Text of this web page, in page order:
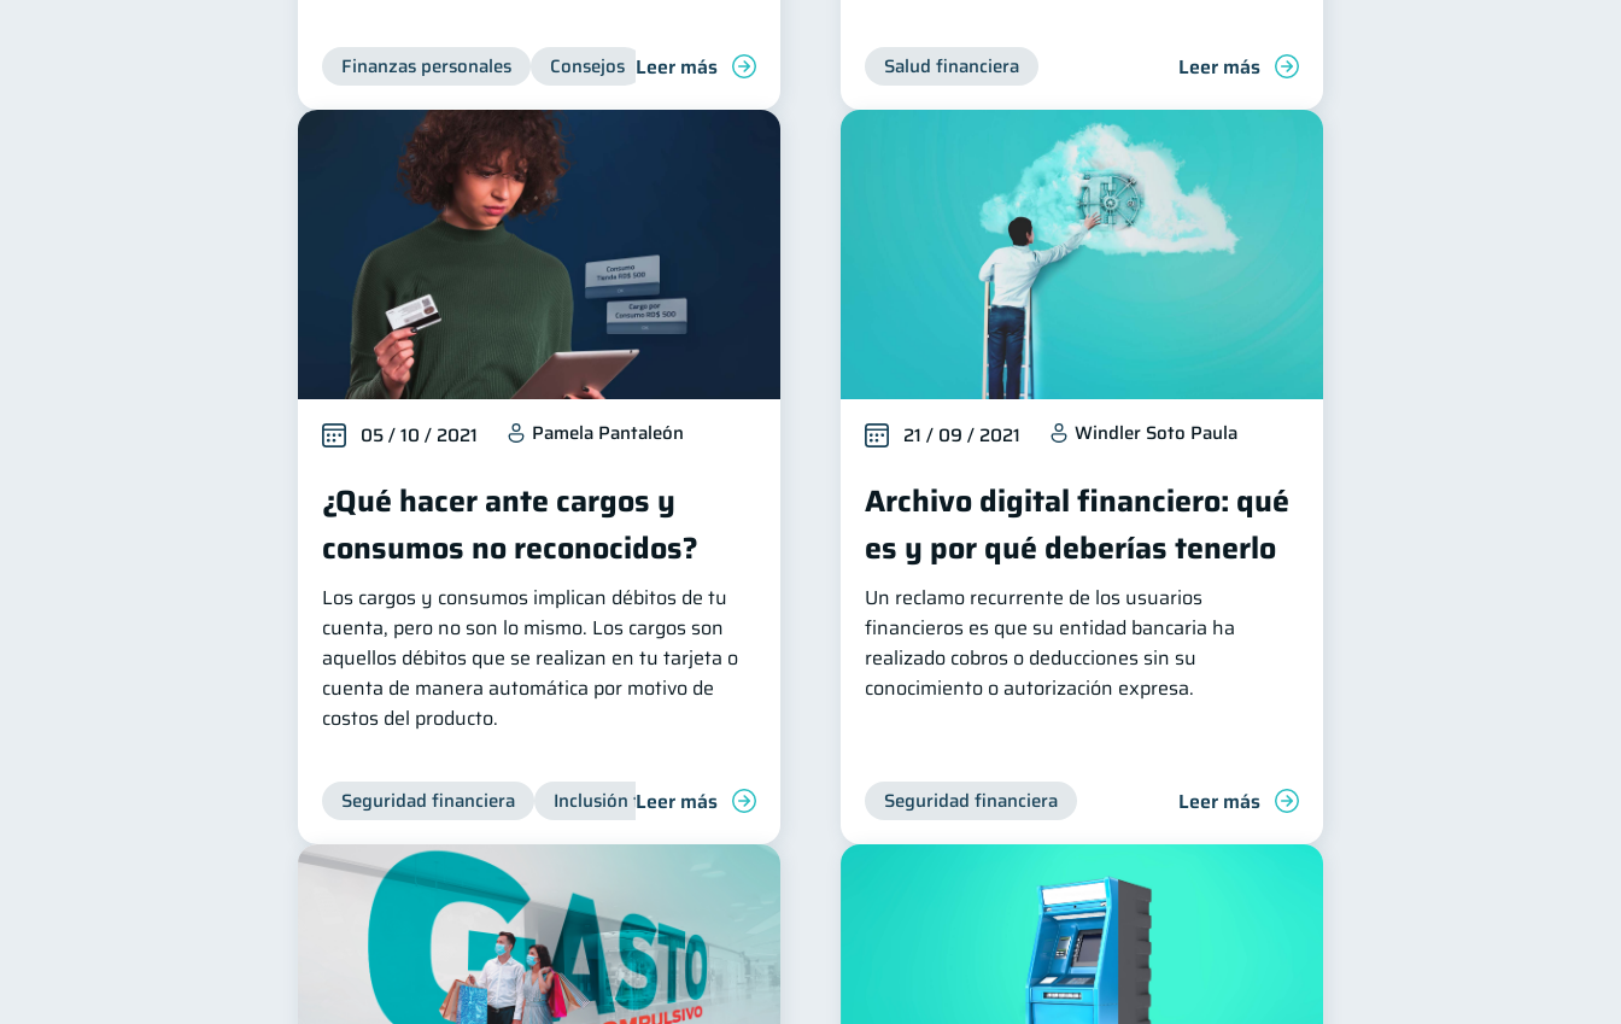
Finanzas personales Consejos Leer más Salud financiera Leer más
05 / 10 / 2021 Pamela Pantaleón
¿Qué hacer ante cargos y
consumos no reconocidos?
Los cargos y consumos implican débitos de tu
cuenta, pero no son lo mismo. Los cargos son
aquellos débitos que se realizan en tu tarjeta o
cuenta de manera automática por motivo de
costos del producto.
Seguridad financiera Inclusión financiera Finanzas para jóvenes Manejo de deudas Finanzas familiares
Leer más
21 / 09 / 2021 Windler Soto Paula
Archivo digital financiero: qué
es y por qué deberías tenerlo
Un reclamo recurrente de los usuarios
financieros es que su entidad bancaria ha
realizado cobros o deducciones sin su
conocimiento o autorización expresa.
Seguridad financiera Leer más